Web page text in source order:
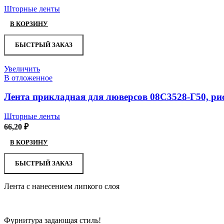
Шторные ленты
В КОРЗИНУ
БЫСТРЫЙ ЗАКАЗ
Увеличить
В отложенное
Лента прикладная для люверсов 08С3528-Г50,
Шторные ленты
66,20 ₽
В КОРЗИНУ
БЫСТРЫЙ ЗАКАЗ
Лента с нанесением липкого слоя
Фурнитура задающая стиль!